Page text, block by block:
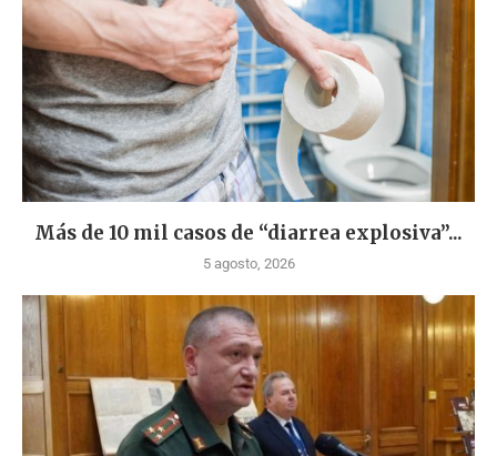
Más de 10 mil casos de “diarrea explosiva”...
5 agosto, 2026